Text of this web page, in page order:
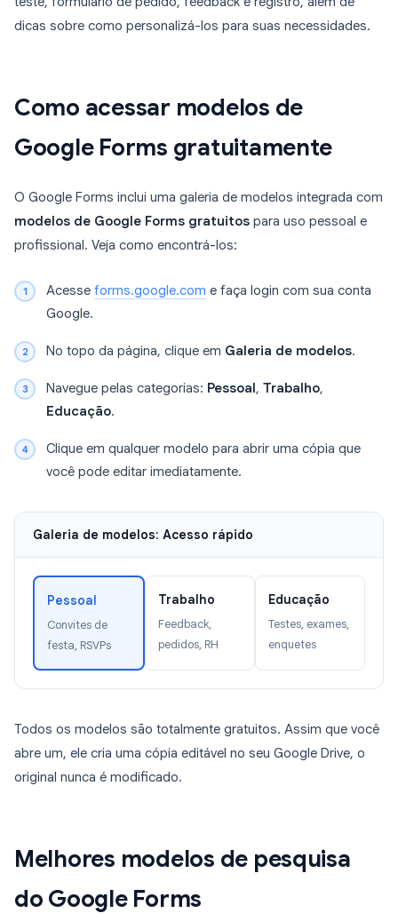
dicas sobre como personalizá-los para suas necessidades.
Como acessar modelos de
Google Forms gratuitamente
O Google Forms inclui uma galeria de modelos integrada com
modelos de Google Forms gratuitos para uso pessoal e
profissional. Veja como encontrá-los:
Acesse forms.google.com e faça login com sua conta
Google.
No topo da página, clique em Galeria de modelos.
Navegue pelas categorias: Pessoal , Trabalho,
Educação.
Clique em qualquer modelo para abrir uma cópia que
você pode editar imediatamente.
Galeria de modelos: Acesso rápido
Pessoal
Convites de
festa, RSVPs
Trabalho
Feedback,
pedidos, RH
Educação
Testes, exames,
enquetes
Todos os modelos são totalmente gratuitos. Assim que você
abre um, ele cria uma cópia editável no seu Google Drive, o
original nunca é modificado.
Melhores modelos de pesquisa
do Google Forms